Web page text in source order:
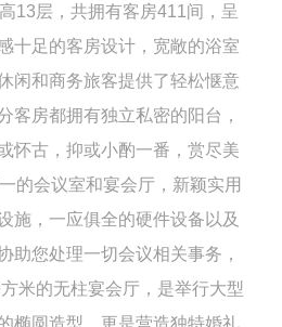
13层，共拥有客房411间，呈
十足的客房设计，宽敞的浴室
闲和商务旅客提供了轻松惬意
客房都拥有独立私密的阳台，
怀古，抑或小酌一番，赏尽美
的会议室和宴会厅，新颖实用
施，一应俱全的硬件设备以及
助您处理一切会议相关事务，
米的无柱宴会厅，是举行大型
椭圆造型，更是营造独特婚礼